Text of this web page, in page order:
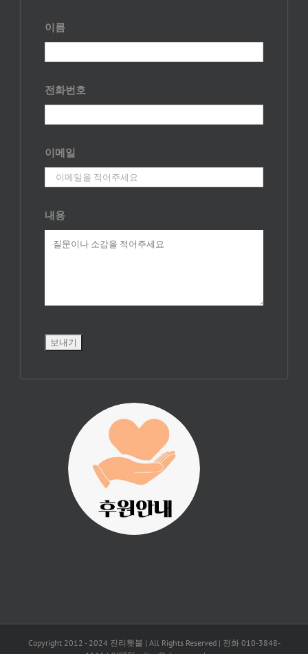
이름
전화번호
이메일
내용
진리횃불 사역은
여러분의 후원으
로 이루어집니다.
Copyright 2012 - 2024 진리횃불 | All Rights Reserved | 전화 010-3848-